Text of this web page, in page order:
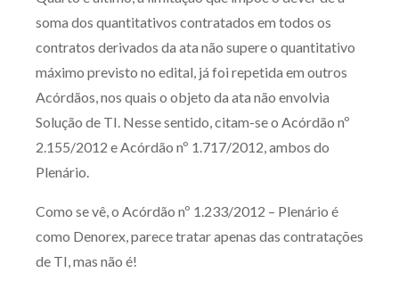
soma dos quantitativos contratados em todos os
contratos derivados da ata não supere o quantitativo
máximo previsto no edital, já foi repetida em outros
Acórdãos, nos quais o objeto da ata não envolvia
Solução de TI. Nesse sentido, citam-se o Acórdão nº
2.155/2012 e Acórdão nº 1.717/2012, ambos do
Plenário.
Como se vê, o Acórdão nº 1.233/2012 – Plenário é
como Denorex, parece tratar apenas das contratações
de TI, mas não é!